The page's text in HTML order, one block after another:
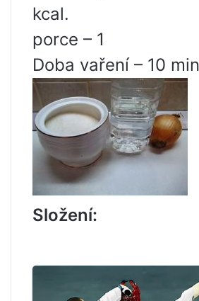
kcal.
porce – 1
Doba vaření – 10
Složení: